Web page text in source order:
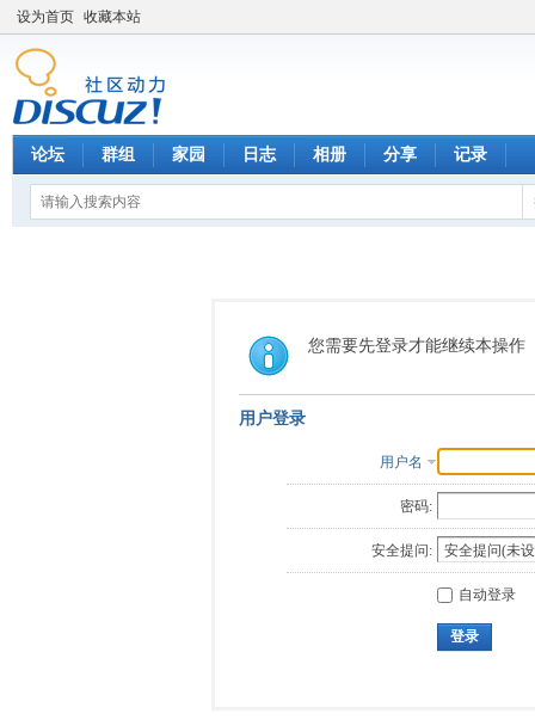
设为首页 收藏本站
论坛 群组 家园 日志 相册 分享 记录
您需要先登录才能继续本操作
用户登录
用户名
密码:
安全提问:
自动登录
登录